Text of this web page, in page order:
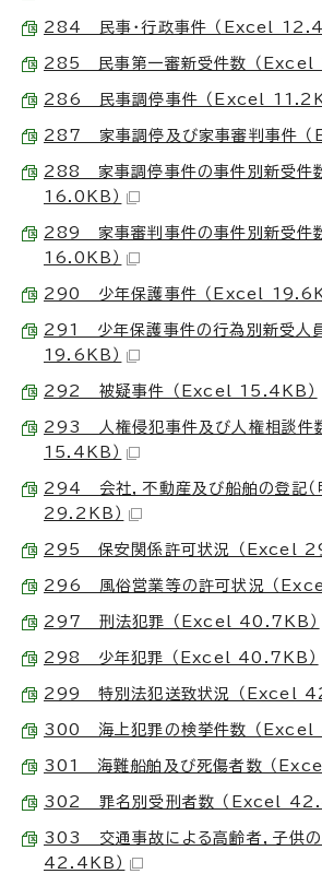
284 民事・行政事件 （Excel
285 民事第一審新受件数 （Excel
286 民事調停事件 （Excel
287 家事調停及び家事審判事件
288 家事調停事件の事件別新受件
16.0KB）
289 家事審判事件の事件別新受件
16.0KB）
290 少年保護事件 （Excel
291 少年保護事件の行為別新受人
19.6KB）
292 被疑事件 （Excel 15.4KB）
293 人権侵犯事件及び人権相談件
15.4KB）
294 会社，不動産及び船舶の登記（
29.2KB）
295 保安関係許可状況 （Excel
296 風俗営業等の許可状況 （
297 刑法犯罪 （Excel 40.7KB）
298 少年犯罪 （Excel 40.7KB）
299 特別法犯送致状況 （Excel
300 海上犯罪の検挙件数 （Excel
301 海難船舶及び死傷者数 （
302 罪名別受刑者数 （Excel
303 交通事故による高齢者，子供
42.4KB）